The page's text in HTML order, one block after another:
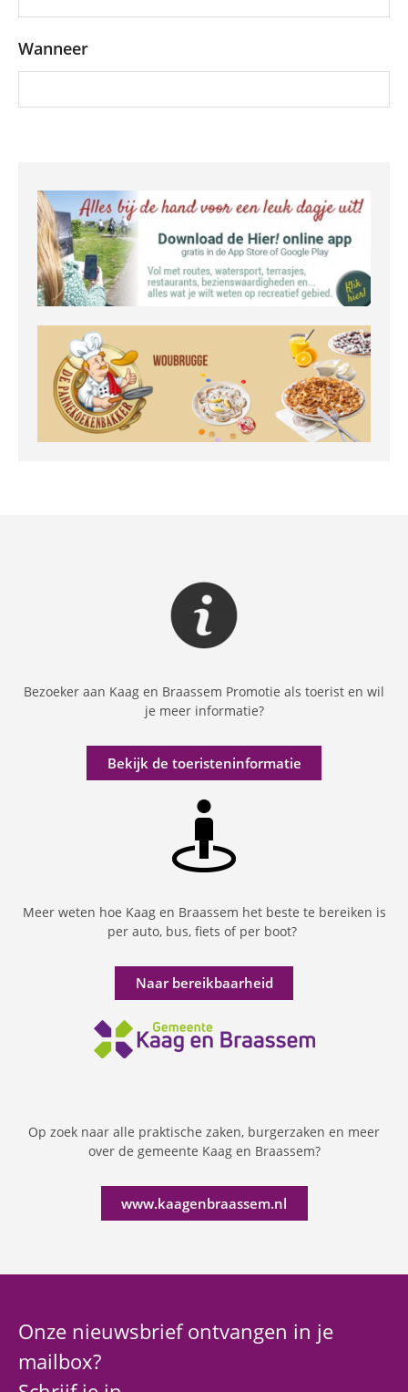
Wanneer
Bezoeker aan Kaag en Braassem Promotie als toerist en wil
je meer informatie?
Bekijk de toeristeninformatie
Meer weten hoe Kaag en Braassem het beste te bereiken is
per auto, bus, fiets of per boot?
Naar bereikbaarheid
Op zoek naar alle praktische zaken, burgerzaken en meer
over de gemeente Kaag en Braassem?
www.kaagenbraassem.nl
Onze nieuwsbrief ontvangen in je
mailbox?